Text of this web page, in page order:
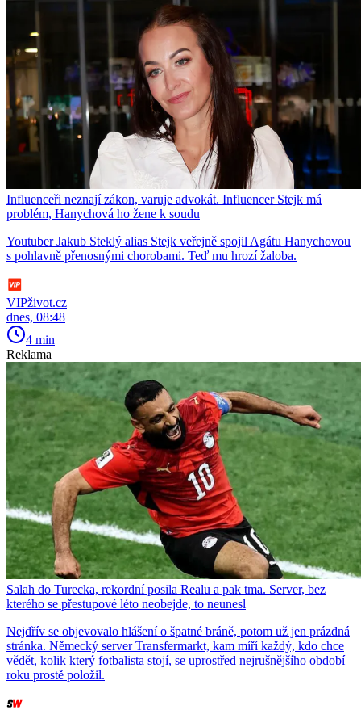
Influenceři neznají zákon, varuje advokát. Influencer Stejk má
problém, Hanychová ho žene k soudu
Youtuber Jakub Steklý alias Stejk veřejně spojil Agátu Hanychovou
s pohlavně přenosnými chorobami. Teď mu hrozí žaloba.
VIPživot.cz
dnes, 08:48
4 min
Reklama
Salah do Turecka, rekordní posila Realu a pak tma. Server, bez
kterého se přestupové léto neobejde, to neunesl
Nejdřív se objevovalo hlášení o špatné bráně, potom už jen prázdná
stránka. Německý server Transfermarkt, kam míří každý, kdo chce
vědět, kolik který fotbalista stojí, se uprostřed nejrušnějšího období
roku prostě položil.